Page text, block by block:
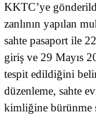
KKTC’ye
zanlının yapılan
sahte pasaport ile
giriş ve 29 Mayıs
tespit edildiğini
düzenleme, sahte
kimliğine bürünme